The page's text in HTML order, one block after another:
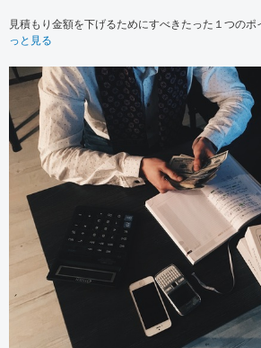
見積もり金額を下げるためにすべきたった１つのポ
っと見る